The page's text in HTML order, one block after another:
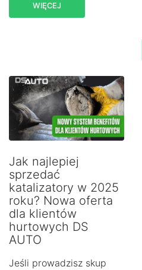
WIĘCEJ
Jak najlepiej
sprzedać
katalizatory w 2025
roku? Nowa oferta
dla klientów
hurtowych DS
AUTO
Jeśli prowadzisz skup